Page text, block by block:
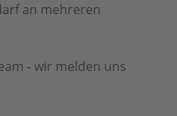
an mehreren
- wir melden uns